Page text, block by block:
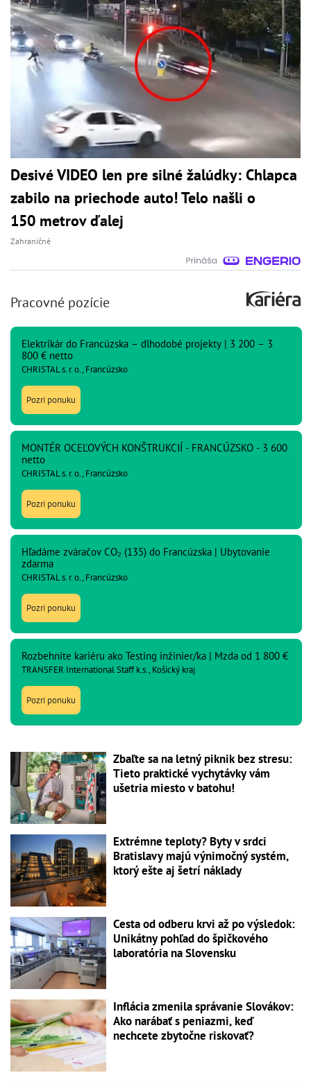
Desivé VIDEO len pre silné žalúdky: Chlapca
zabilo na priechode auto! Telo našli o
150 metrov ďalej
Zahraničné
Pracovné pozície
Elektrikár do Francúzska – dlhodobé projekty | 3 200 – 3
800 € netto
CHRISTAL s. r. o., Francúzsko
Pozri ponuku
MONTÉR OCEĽOVÝCH KONŠTRUKCIÍ - FRANCÚZSKO - 3 600
netto
CHRISTAL s. r. o., Francúzsko
Pozri ponuku
Hľadáme zváračov CO₂ (135) do Francúzska | Ubytovanie
zdarma
CHRISTAL s. r. o., Francúzsko
Pozri ponuku
Rozbehnite kariéru ako Testing inžinier/ka | Mzda od 1 800 €
TRANSFER International Staff k.s., Košický kraj
Pozri ponuku
Zbaľte sa na letný piknik bez stresu:
Tieto praktické vychytávky vám
ušetria miesto v batohu!
Extrémne teploty? Byty v srdci
Bratislavy majú výnimočný systém,
ktorý ešte aj šetrí náklady
Cesta od odberu krvi až po výsledok:
Unikátny pohľad do špičkového
laboratória na Slovensku
Inflácia zmenila správanie Slovákov:
Ako narábať s peniazmi, keď
nechcete zbytočne riskovať?